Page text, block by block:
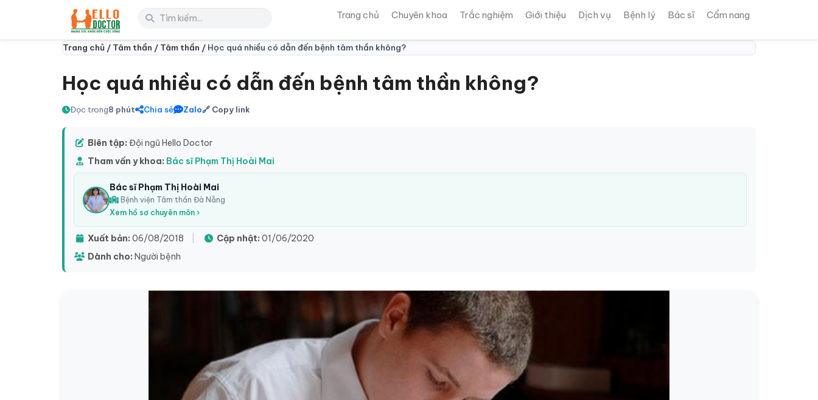
Trang chủ Chuyên khoa Trắc nghiệm Giới thiệu Dịch vụ Bệnh lý Bác sĩ Cẩm nang
Trang chủ / Tâm thần / Tâm thần / Học quá nhiều có dẫn đến bệnh tâm thần không?
Học quá nhiều có dẫn đến bệnh tâm thần không?
Đọc trong8 phút Chia sẻ Zalo🔗 Copy link
Biên tập: Đội ngũ Hello Doctor
Tham vấn y khoa: Bác sĩ Phạm Thị Hoài Mai
Bác sĩ Phạm Thị Hoài Mai
Bệnh viện Tâm thần Đà Nẵng
Xem hồ sơ chuyên môn ›
Xuất bản: 06/08/2018 Cập nhật: 01/06/2020
Dành cho: Người bệnh